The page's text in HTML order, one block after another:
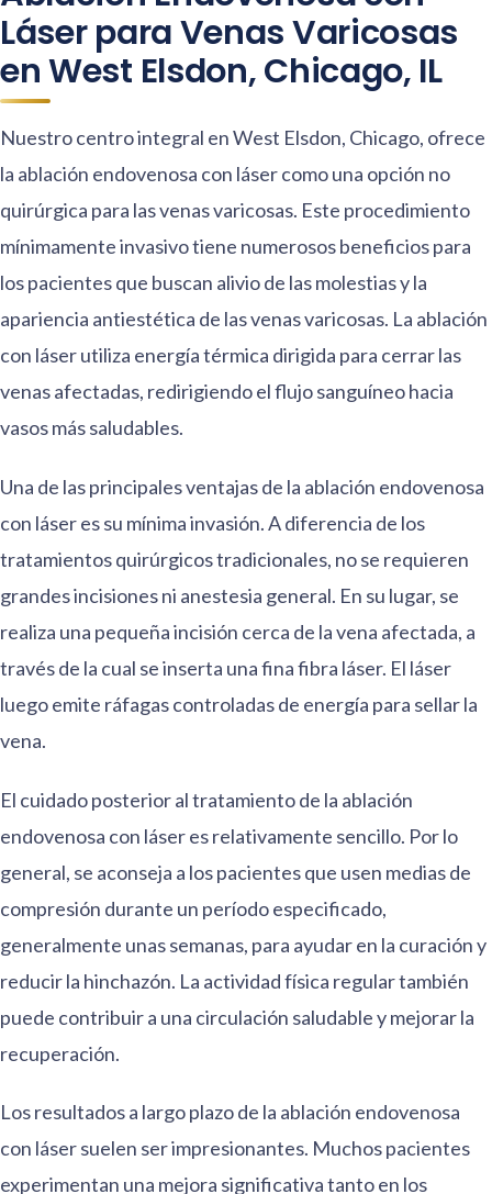
Láser para Venas Varicosas
en West Elsdon, Chicago, IL
Nuestro centro integral en West Elsdon, Chicago, ofrece
la ablación endovenosa con láser como una opción no
quirúrgica para las venas varicosas. Este procedimiento
mínimamente invasivo tiene numerosos beneficios para
los pacientes que buscan alivio de las molestias y la
apariencia antiestética de las venas varicosas. La ablación
con láser utiliza energía térmica dirigida para cerrar las
venas afectadas, redirigiendo el flujo sanguíneo hacia
vasos más saludables.
Una de las principales ventajas de la ablación endovenosa
con láser es su mínima invasión. A diferencia de los
tratamientos quirúrgicos tradicionales, no se requieren
grandes incisiones ni anestesia general. En su lugar, se
realiza una pequeña incisión cerca de la vena afectada, a
través de la cual se inserta una fina fibra láser. El láser
luego emite ráfagas controladas de energía para sellar la
vena.
El cuidado posterior al tratamiento de la ablación
endovenosa con láser es relativamente sencillo. Por lo
general, se aconseja a los pacientes que usen medias de
compresión durante un período especificado,
generalmente unas semanas, para ayudar en la curación y
reducir la hinchazón. La actividad física regular también
puede contribuir a una circulación saludable y mejorar la
recuperación.
Los resultados a largo plazo de la ablación endovenosa
con láser suelen ser impresionantes. Muchos pacientes
experimentan una mejora significativa tanto en los